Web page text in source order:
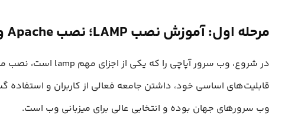
مرحله اول: آموزش نصب LAMP؛ نصب Apache و بروزرسانی فایروال
قابلیت‌های اساسی خود، داشتن جامعه فعالی از کاربران و استفاده
وب سرورهای جهان بوده و انتخابی عالی برای میزبانی وب است.